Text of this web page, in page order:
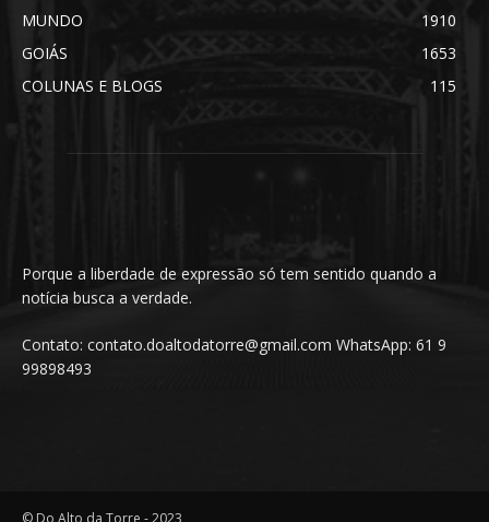
MUNDO
1910
GOIÁS
1653
COLUNAS E BLOGS
115
Porque a liberdade de expressão só tem sentido quando a
notícia busca a verdade.
Contato: contato.doaltodatorre@gmail.com WhatsApp: 61 9
99898493